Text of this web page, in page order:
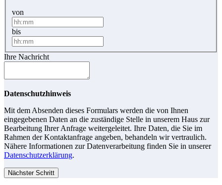
von
bis
Ihre Nachricht
Datenschutzhinweis
Mit dem Absenden dieses Formulars werden die von Ihnen
eingegebenen Daten an die zuständige Stelle in unserem Haus zur
Bearbeitung Ihrer Anfrage weitergeleitet. Ihre Daten, die Sie im
Rahmen der Kontaktanfrage angeben, behandeln wir vertraulich.
Nähere Informationen zur Datenverarbeitung finden Sie in unserer
Datenschutzerklärung.
Nächster Schritt